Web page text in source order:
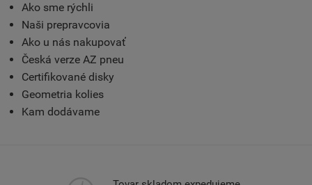
Ako sme rýchli
Naši prepravcovia
Ako u nás nakupovať
Česká verze AZ pneu
Certifikované disky
Geometria kolies
Kam dodávame